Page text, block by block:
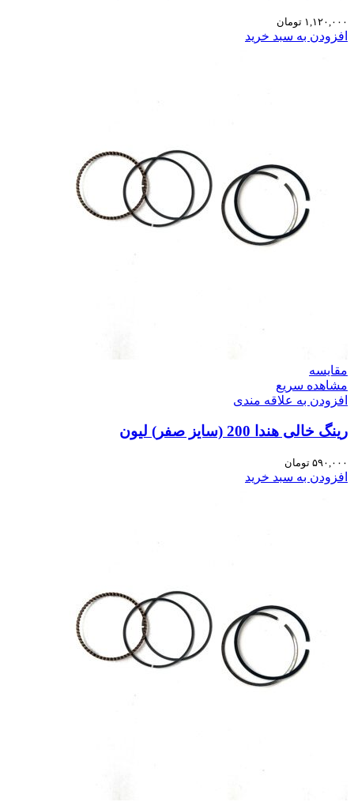
۱,۱۲۰,۰۰۰ تومان
افزودن به سبد خرید
مقایسه
مشاهده سریع
افزودن به علاقه مندی
رینگ خالی هندا 200 (سایز صفر) لیون
۵۹۰,۰۰۰ تومان
افزودن به سبد خرید